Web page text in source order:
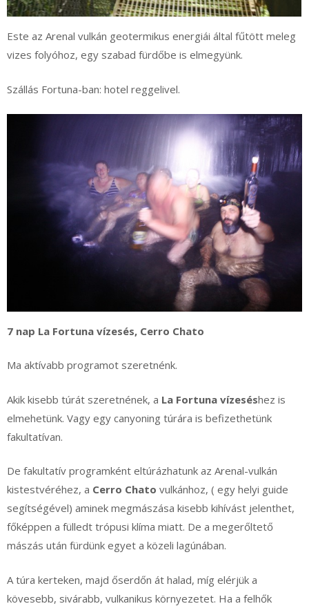
Este az Arenal vulkán geotermikus energiái által fűtött meleg
vizes folyóhoz, egy szabad fürdőbe is elmegyünk.
Szállás Fortuna-ban: hotel reggelivel.
7 nap La Fortuna vízesés, Cerro Chato
Ma aktívabb programot szeretnénk.
Akik kisebb túrát szeretnének, a La Fortuna vízeséshez is
elmehetünk. Vagy egy canyoning túrára is befizethetünk
fakultatívan.
De fakultatív programként eltúrázhatunk az Arenal-vulkán
kistestvéréhez, a Cerro Chato vulkánhoz, ( egy helyi guide
segítségével) aminek megmászása kisebb kihívást jelenthet,
főképpen a fülledt trópusi klíma miatt. De a megerőltető
mászás után fürdünk egyet a közeli lagúnában.
A túra kerteken, majd őserdőn át halad, míg elérjük a
kövesebb, sivárabb, vulkanikus környezetet. Ha a felhők